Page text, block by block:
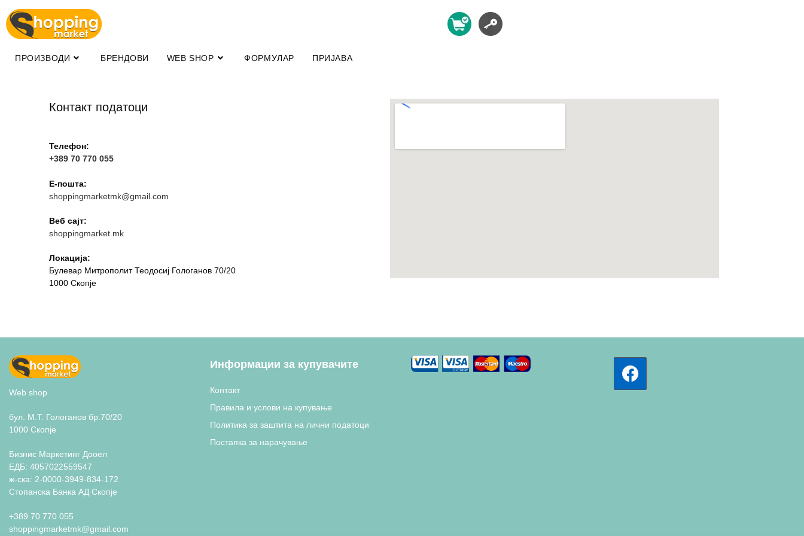
ПРОИЗВОДИ БРЕНДОВИ WEB SHOP ФОРМУЛАР ПРИЈАВА
Контакт податоци
Телефон:
+389 70 770 055
Е-пошта:
shoppingmarketmk@gmail.com
Веб сајт:
shoppingmarket.mk
Локација:
Булевар Митрополит Теодосиј Гологанов 70/20
1000 Скопје
Web shop
бул. М.Т. Гологанов бр.70/20
1000 Скопје
Бизнис Маркетинг Дооел
ЕДБ: 4057022559547
ж-ска: 2-0000-3949-834-172
Стопанска Банка АД Скопје
+389 70 770 055
shoppingmarketmk@gmail.com
Информации за купувачите
Контакт
Правила и услови на купување
Политика за заштита на лични податоци
Постапка за нарачување